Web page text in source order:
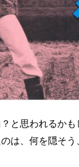
と思われるか
は、何を隠そ